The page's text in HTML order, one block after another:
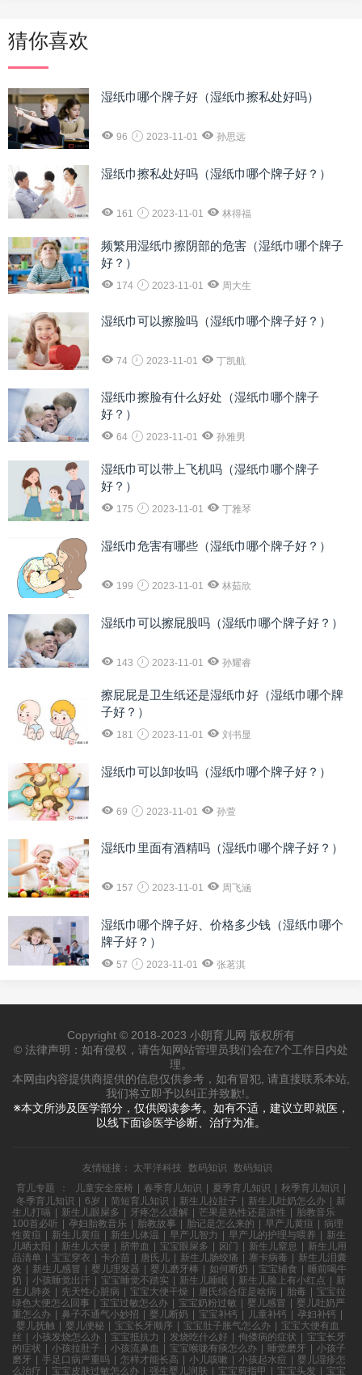
猜你喜欢
湿纸巾哪个牌子好（湿纸巾擦私处好吗）
96 2023-11-01 孙思远
湿纸巾擦私处好吗（湿纸巾哪个牌子好？）
161 2023-11-01 林得福
频繁用湿纸巾擦阴部的危害（湿纸巾哪个牌子
好？）
174 2023-11-01 周大生
湿纸巾可以擦脸吗（湿纸巾哪个牌子好？）
74 2023-11-01 丁凯航
湿纸巾擦脸有什么好处（湿纸巾哪个牌子
好？）
64 2023-11-01 孙雅男
湿纸巾可以带上飞机吗（湿纸巾哪个牌子
好？）
175 2023-11-01 丁雅琴
湿纸巾危害有哪些（湿纸巾哪个牌子好？）
199 2023-11-01 林茹欣
湿纸巾可以擦屁股吗（湿纸巾哪个牌子好？）
143 2023-11-01 孙耀睿
擦屁屁是卫生纸还是湿纸巾好（湿纸巾哪个牌
子好？）
181 2023-11-01 刘书显
湿纸巾可以卸妆吗（湿纸巾哪个牌子好？）
69 2023-11-01 孙萱
湿纸巾里面有酒精吗（湿纸巾哪个牌子好？）
157 2023-11-01 周飞涵
湿纸巾哪个牌子好、价格多少钱（湿纸巾哪个
牌子好？）
57 2023-11-01 张茗淇
Copyright © 2018-2023 小朗育儿网 版权所有
© 法律声明：如有侵权，请告知网站管理员我们会在7个工作日内处
理。
本网由内容提供商提供的信息仅供参考，如有冒犯, 请直接联系本站,
我们将立即予以纠正并致歉!。
※本文所涉及医学部分，仅供阅读参考。如有不适，建议立即就医，
以线下面诊医学诊断、治疗为准。
友情链接： 太平洋科技 数码知识
数码知识
育儿专题
： 儿童安全座椅 | 春季育儿知识 | 夏季育儿知识 | 秋季育儿知识 |
冬季育儿知识 | 6岁 | 简短育儿知识 | 新生儿拉肚子 | 新生儿吐奶怎么办 | 新
生儿打嗝 | 新生儿眼屎多 | 牙疼怎么缓解 | 芒果是热性还是凉性 | 胎教音乐
100首必听 | 孕妇胎教音乐 | 胎教故事 | 胎记是怎么来的 | 早产儿黄疸 | 病理
性黄疸 | 新生儿黄疸 | 新生儿体温 | 早产儿智力 | 早产儿的护理与喂养 | 新生
儿晒太阳 | 新生儿大便 | 脐带血 | 宝宝眼屎多 | 囟门 | 新生儿窒息 | 新生儿用
品清单 | 宝宝穿衣 | 卡介苗 | 唐氏儿 | 新生儿肠绞痛 | 寨卡病毒 | 新生儿泪囊
炎 | 新生儿感冒 | 婴儿理发器 | 婴儿磨牙棒 | 如何断奶 | 宝宝辅食 | 睡前喝牛
奶 | 小孩睡觉出汗 | 宝宝睡觉不踏实 | 新生儿睡眠 | 新生儿脸上有小红点 | 新
生儿肺炎 | 先天性心脏病 | 宝宝大便干燥 | 唐氏综合症是啥病 | 胎毒 | 宝宝拉
绿色大便怎么回事 | 宝宝过敏怎么办 | 宝宝奶粉过敏 | 婴儿感冒 | 婴儿吐奶严
重怎么办 | 鼻子不通气小妙招 | 婴儿断奶 | 宝宝补钙 | 儿童补钙 | 孕妇补钙 |
婴儿抚触 | 婴儿便秘 | 宝宝长牙顺序 | 宝宝肚子胀气怎么办 | 宝宝大便有血
丝 | 小孩发烧怎么办 | 宝宝抵抗力 | 发烧吃什么好 | 佝偻病的症状 | 宝宝长牙
的症状 | 小孩拉肚子 | 小孩流鼻血 | 宝宝喉咙有痰怎么办 | 睡觉磨牙 | 小孩子
磨牙 | 手足口病严重吗 | 怎样才能长高 | 小儿咳嗽 | 小孩起水痘 | 婴儿湿疹怎
么治疗 | 宝宝皮肤过敏怎么办 | 强生婴儿润肤 | 宝宝剪指甲 | 宝宝头发 | 宝宝